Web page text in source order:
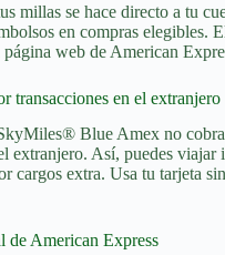
millas se hace directo a tu
en compras elegibles.
página web de American
transacciones en el extranjero
Blue Amex no
extranjero. Así, puedes viajar
cargos extra. Usa tu tarjeta
de American Express